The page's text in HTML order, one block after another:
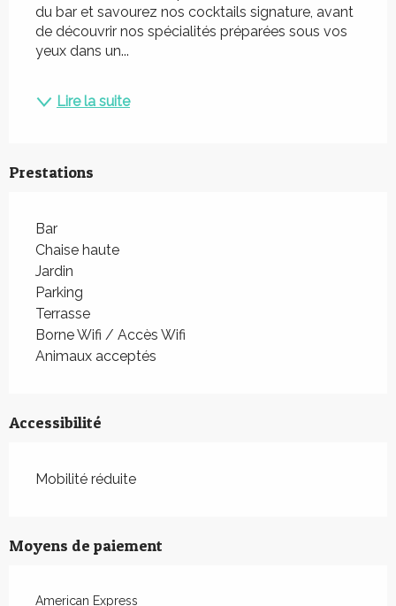
du bar et savourez nos cocktails signature, avant
de découvrir nos spécialités préparées sous vos
yeux dans un...
Lire la suite
Prestations
Bar
Chaise haute
Jardin
Parking
Terrasse
Borne Wifi / Accès Wifi
Animaux acceptés
Accessibilité
Mobilité réduite
Moyens de paiement
American Express